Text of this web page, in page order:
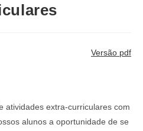
Versão pdf
atividades extra-curriculares com
alunos a oportunidade de se